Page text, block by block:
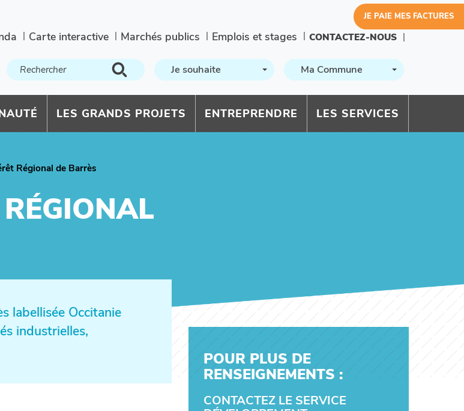
Carte interactive Marchés publics Emplois et stages CONTACTEZ-NOUS
JE PAIE MES FACTURES
Je souhaite Ma Commune
LES GRANDS PROJETS ENTREPRENDRE LES SERVICES
Régional de Barrès
labellisée Occitanie
industrielles,
POUR PLUS DE
RENSEIGNEMENTS :
CONTACTEZ LE SERVICE